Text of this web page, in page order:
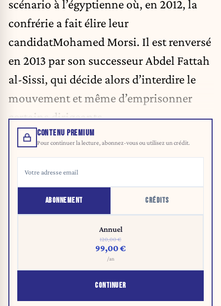
scénario à l’égyptienne où, en 2012, la
confrérie a fait élire leur
candidatMohamed Morsi. Il est renversé
en 2013 par son successeur Abdel Fattah
al-Sissi, qui décide alors d’interdire le
mouvement et même d’emprisonner
certains dirigeants.
CONTENU PREMIUM
Pour continuer la lecture, abonnez-vous ou utilisez un crédit.
ABONNEMENT CRÉDITS
Annuel
120,00 €
99,00 €
/an
CONTINUER